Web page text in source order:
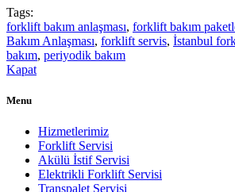
Tags:
forklift bakım anlaşması, forklift bakım
Bakım Anlaşması, forklift servis, İstanbul
bakım, periyodik bakım
Kapat
Menu
Hizmetlerimiz
Forklift Servisi
Akülü İstif Servisi
Elektrikli Forklift Servisi
Transpalet Servisi